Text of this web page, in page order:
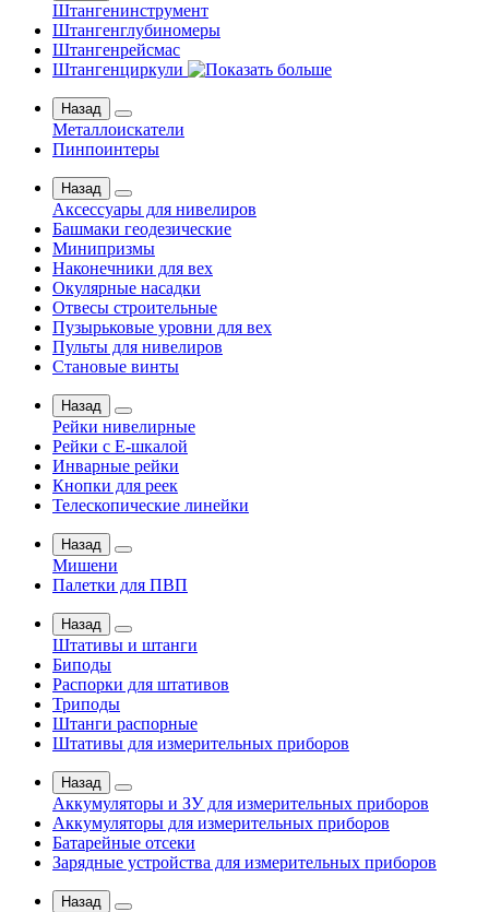
Штангенинструмент
Штангенглубиномеры
Штангенрейсмас
Штангенциркули
Назад
Металлоискатели
Пинпоинтеры
Назад
Аксессуары для нивелиров
Башмаки геодезические
Минипризмы
Наконечники для вех
Окулярные насадки
Отвесы строительные
Пузырьковые уровни для вех
Пульты для нивелиров
Становые винты
Назад
Рейки нивелирные
Рейки с Е-шкалой
Инварные рейки
Кнопки для реек
Телескопические линейки
Назад
Мишени
Палетки для ПВП
Назад
Штативы и штанги
Биподы
Распорки для штативов
Триподы
Штанги распорные
Штативы для измерительных приборов
Назад
Аккумуляторы и ЗУ для измерительных приборов
Аккумуляторы для измерительных приборов
Батарейные отсеки
Зарядные устройства для измерительных приборов
Назад